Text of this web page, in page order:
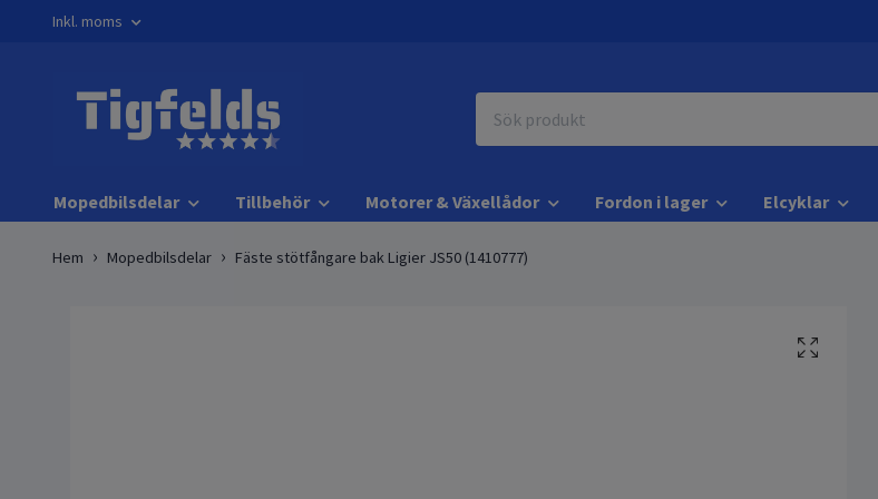
Inkl. moms
Mopedbilsdelar Tillbehör Motorer & Växellådor Fordon i lager Elcyklar
Hem Mopedbilsdelar Fäste stötfångare bak Ligier JS50 (1410777)